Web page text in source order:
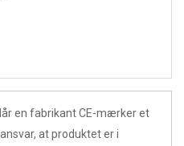
en fabrikant CE-mærker et
at produktet er i